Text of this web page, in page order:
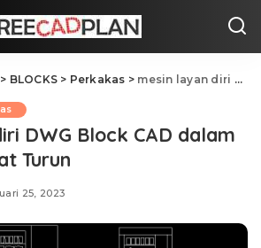
> BLOCKS > Perkakas > mesin layan diri DWG Block CAD dalam Autocad , Muat Turun
DWG Block CAD dalam
Turun
25, 2023